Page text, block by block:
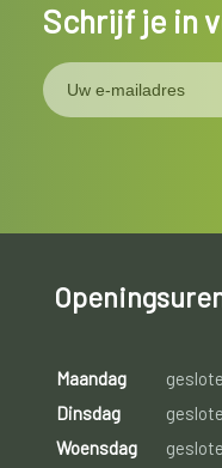
Schrijf je in
Maandag
Dinsdag
Woensdag